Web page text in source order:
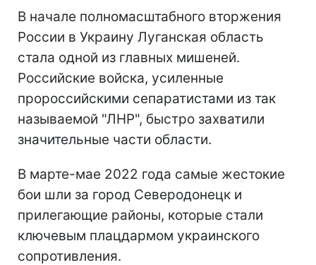
В начале полномасштабного вторжения
России в Украину Луганская область
стала одной из главных мишеней.
Российские войска, усиленные
пророссийскими сепаратистами из так
называемой "ЛНР", быстро захватили
значительные части области.
В марте-мае 2022 года самые жестокие
бои шли за город Северодонецк и
прилегающие районы, которые стали
ключевым плацдармом украинского
сопротивления.